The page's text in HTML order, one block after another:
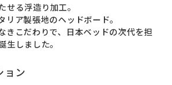
せる浮造り加⼯。
リア製張地のヘッドボード。
きこだわりで、日本ベッドの次代を担
⽣しました。
ョン